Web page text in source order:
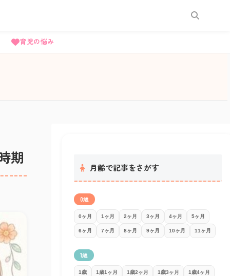
育児の悩み
期
月齢で記事をさがす
0歳
0ヶ月 1ヶ月 2ヶ月 3ヶ月 4ヶ月 5ヶ月
6ヶ月 7ヶ月 8ヶ月 9ヶ月 10ヶ月 11ヶ月
1歳
1歳 1歳1ヶ月 1歳2ヶ月 1歳3ヶ月 1歳4ヶ月